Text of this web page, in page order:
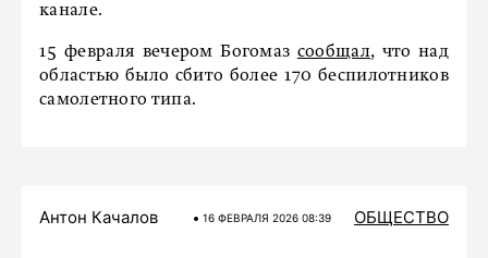
канале.
15 февраля вечером Богомаз сообщал, что над
областью было сбито более 170 беспилотников
самолетного типа.
Антон Качалов 16 ФЕВРАЛЯ 2026 08:39 ОБЩЕСТВО